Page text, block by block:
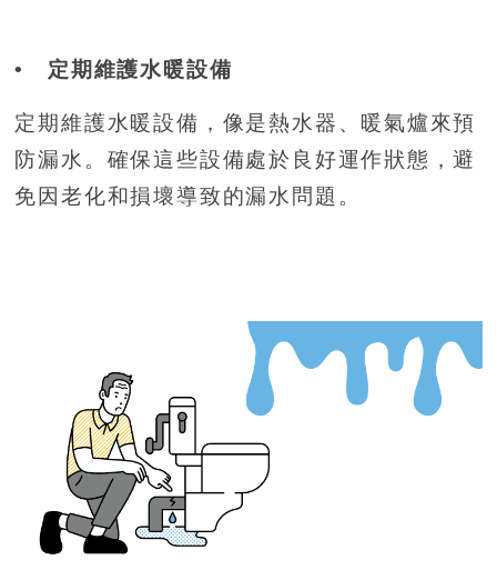
• 定期維護水暖設備
定期維護水暖設備，像是熱水器、暖氣爐來預
防漏水。確保這些設備處於良好運作狀態，避
免因老化和損壞導致的漏水問題。